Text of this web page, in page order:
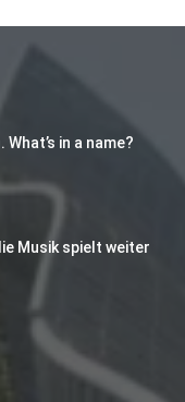
in a name?
Musik spielt weiter